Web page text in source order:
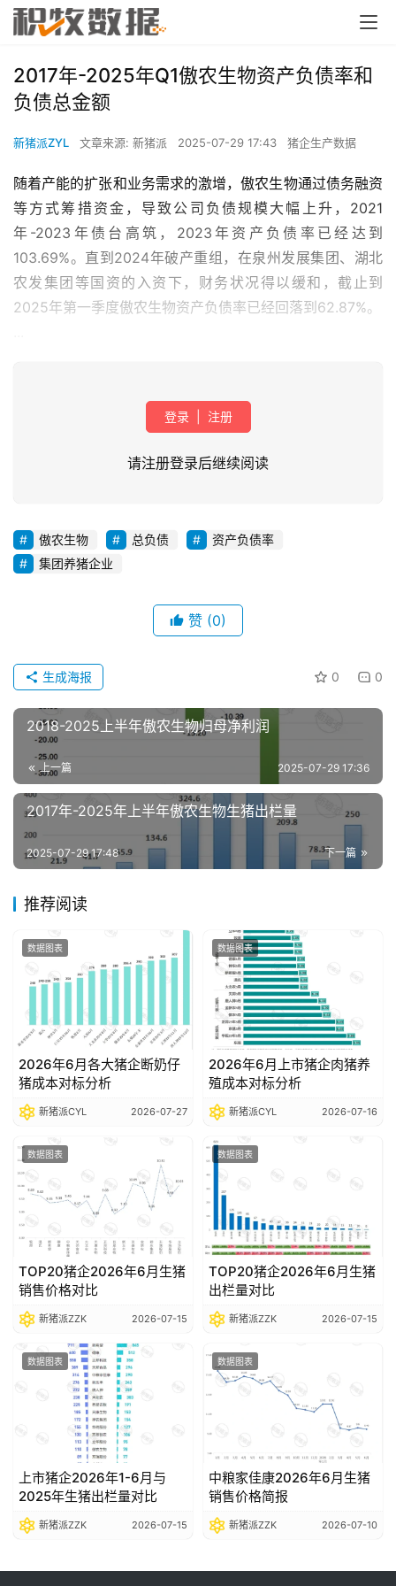
首
讯
新
闻
分
析
报
告
数
图
今
日
猪
价
2017年-2025年Q1傲农生物资产负债率和
负债总金额
新猪派ZYL 文章来源: 新猪派 2025-07-29 17:43 猪企生产数据
随着产能的扩张和业务需求的激增，傲农生物通过债务融资
等方式筹措资金，导致公司负债规模大幅上升，2021
年-2023年债台高筑，2023年资产负债率已经达到
103.69%。直到2024年破产重组，在泉州发展集团、湖北
农发集团等国资的入资下，财务状况得以缓和，截止到
2025年第一季度傲农生物资产负债率已经回落到62.87%。
登录 注册
请注册登录后继续阅读
傲农生物 总负债
资产负债率
集团养猪企业
赞 (0)
0 0
生成海报
2018-2025上半年傲农生物归母净利润
上一篇 2025-07-29 17:36
2017年-2025年上半年傲农生物生猪出栏量
下一篇
2025-07-29 17:48
推荐阅读
数据图表
2026年6月各大猪企断奶仔
猪成本对标分析
新猪派CYL 2026-07-27
数据图表
2026年6月上市猪企肉猪养
殖成本对标分析
新猪派CYL 2026-07-16
数据图表
TOP20猪企2026年6月生猪
销售价格对比
新猪派ZZK 2026-07-15
数据图表
TOP20猪企2026年6月生猪
出栏量对比
新猪派ZZK 2026-07-15
数据图表
上市猪企2026年1-6月与
2025年生猪出栏量对比
新猪派ZZK 2026-07-15
数据图表
中粮家佳康2026年6月生猪
销售价格简报
新猪派ZZK 2026-07-10